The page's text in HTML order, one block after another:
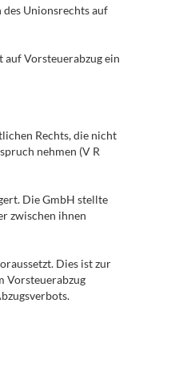
Unionsrechts auf
auf Vorsteuerabzug ein
Rechts, die nicht
nehmen (V R
Die GmbH stellte
zwischen ihnen
Dies ist zur
Vorsteuerabzug